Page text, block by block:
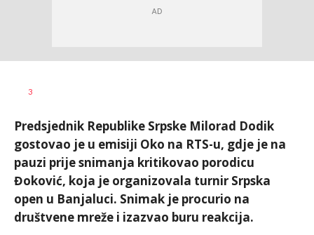
AUTOR
3
Predsjednik Republike Srpske Milorad Dodik
gostovao je u emisiji Oko na RTS-u, gdje je na
pauzi prije snimanja kritikovao porodicu
Đoković, koja je organizovala turnir Srpska
open u Banjaluci. Snimak je procurio na
društvene mreže i izazvao buru reakcija.